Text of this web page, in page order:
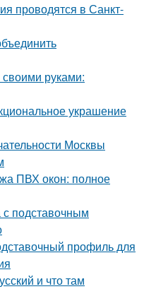
проводятся в Санкт-
руками:
украшение
Москвы
ПВХ окон: полное
с подставочным
профиль для
и что там